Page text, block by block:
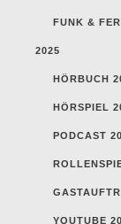
FUNK &
2025
HÖRBUCH
HÖRSPIEL
PODCAST
YOUTUBE